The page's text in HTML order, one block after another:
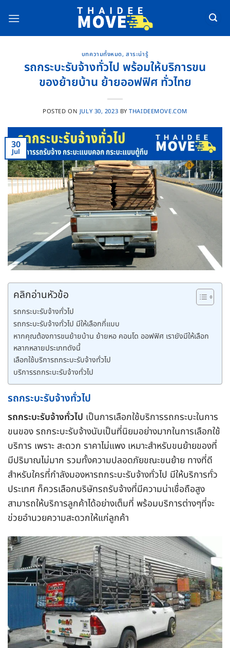
บทความทั้งหมด,สาระน่ารู้
รถกระบะรับจ้างทั่วไป พร้อมให้บริการขน
ของย้ายบ้าน ย้ายออฟฟิศ ทั่วไทย
POSTED ON JULY 30, 2023 BYTHAIDEEMOVE.COM
30
Jul
คลิกอ่านหัวข้อ
รถกระบะรับจ้างทั่วไป
รถกระบะรับจ้างทั่วไป มีให้เลือกกี่แบบ
หากคุณต้องการขนย้ายบ้าน ย้ายหอ คอนโด ออฟฟิศ เรายังมีให้เลือก
หลากหลายประเภทดังนี้
เลือกใช้บริการถกระบะรับจ้างทั่วไป
บริการรถกระบะรับจ้างทั่วไป
รถกระบะรับจ้างทั่วไป
รถกระบะรับจ้างทั่วไป เป็นการเลือกใช้บริการรถกระบะในการ
ขนของ รถกระบะรับจ้างนับเป็นที่นิยมอย่างมากในการเลือกใช้
บริการ เพราะ สะดวก ราคาไม่แพง เหมาะสำหรับขนย้ายของที่
มีปริมาณไม่มาก รวมทั้งความปลอดภัยขณะขนย้าย ทางที่ดี
สำหรับใครที่กำลังมองหารถกระบะรับจ้างทั่วไป มีให้บริการทั่ว
ประเทศ ก็ควรเลือกบริษัทรถรับจ้างที่มีความน่าเชื่อถือสูง
สามารถให้บริการลูกค้าได้อย่างเต็มที่ พร้อมบริการต่างๆที่จะ
ข่วยอำนวยความสะดวกให้แก่ลูกค้า